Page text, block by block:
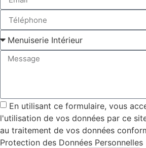
En utilisant ce formulaire, vous
l'utilisation de vos données par ce
au traitement de vos données
Protection des Données Personnelles